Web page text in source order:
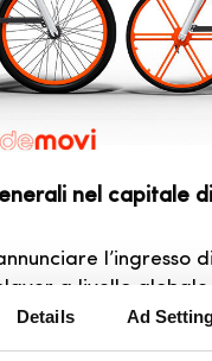
Details Ad
nel capitale
l’ingresso
a livello globale